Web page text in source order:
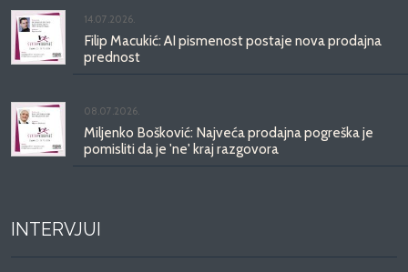
14.07.2026.
Filip Macukić: AI pismenost postaje nova prodajna
prednost
08.07.2026.
Miljenko Bošković: Najveća prodajna pogreška je
pomisliti da je 'ne' kraj razgovora
INTERVJUI